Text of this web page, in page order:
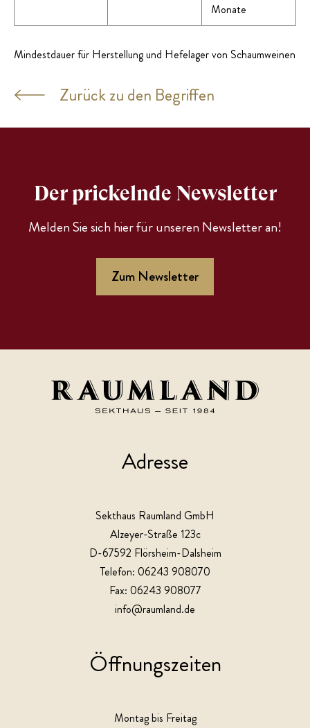
Monate
Mindestdauer für Herstellung und Hefelager von Schaumweinen
Zurück zu den Begriffen
Der prickelnde Newsletter
Melden Sie sich hier für unseren Newsletter an!
Zum Newsletter
Adresse
Sekthaus Raumland GmbH
Alzeyer-Straße 123c
D-67592 Flörsheim-Dalsheim
Telefon: 06243 908070
Fax: 06243 908077
info@raumland.de
Öffnungszeiten
Montag bis Freitag